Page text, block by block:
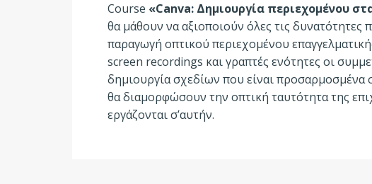
Course «Canva: Δημιουργία περιεχομένου
θα μάθουν να αξιοποιούν όλες τις δυνατότητες
παραγωγή οπτικού περιεχομένου
screen recordings και γραπτές ενότητες οι
δημιουργία σχεδίων που είναι προσαρμοσμένα
θα διαμορφώσουν την οπτική ταυτότητα της
εργάζονται σ’αυτήν.